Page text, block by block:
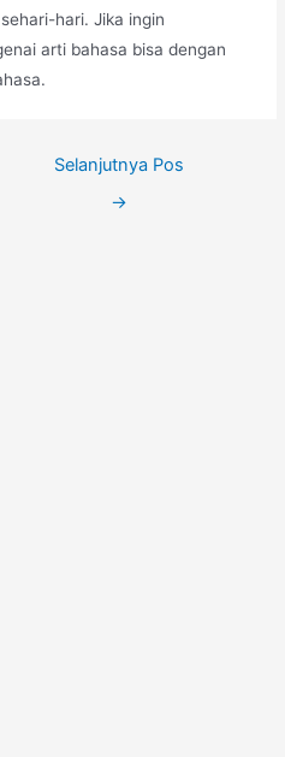
hari. Jika ingin
arti bahasa bisa dengan
Selanjutnya Pos
→